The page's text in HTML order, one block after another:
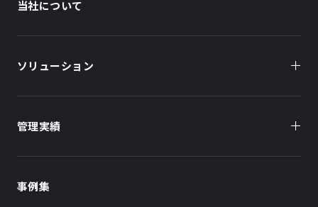
当社について
ソリューション
オーナー様向け
管理実績
事例集